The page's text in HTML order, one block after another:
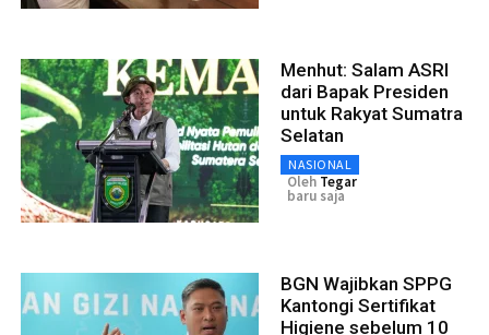
Menhut: Salam ASRI
dari Bapak Presiden
untuk Rakyat Sumatra
Selatan
NASIONAL
Oleh Tegar
baru saja
BGN Wajibkan SPPG
Kantongi Sertifikat
Higiene sebelum 10